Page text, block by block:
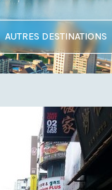
AUTRES DESTINATIONS